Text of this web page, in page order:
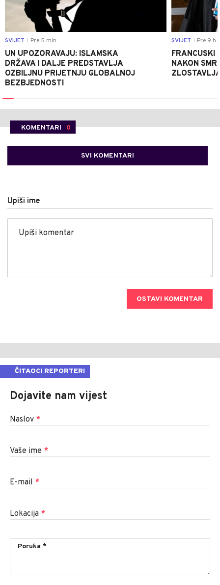
SVIJET Pre 5 min
UN UPOZORAVAJU: ISLAMSKA
DRŽAVA I DALJE PREDSTAVLJA
OZBILJNU PRIJETNJU GLOBALNOJ
BEZBJEDNOSTI
SVIJET Pre 9 h
FRANCUSKI
NAKON
KOMENTARI 0
SVI KOMENTARI
Upiši ime
OSTAVI KOMENTAR
ČITAOCI REPORTERI
Dojavite nam vijest
Naslov *
Vaše ime *
E-mail *
Lokacija *